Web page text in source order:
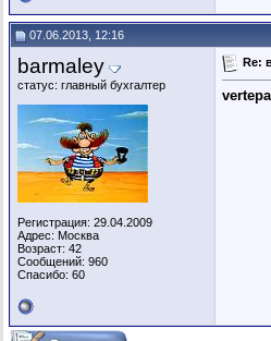
07.06.2013, 12:16
barmaley
статус: главный бухгалтер
Регистрация: 29.04.2009
Адрес: Москва
Возраст: 42
Сообщений: 960
Спасибо: 60
Re:
vertepa